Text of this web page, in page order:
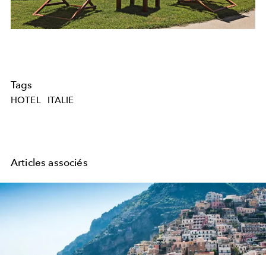
Tags
HOTEL ITALIE
Articles associés